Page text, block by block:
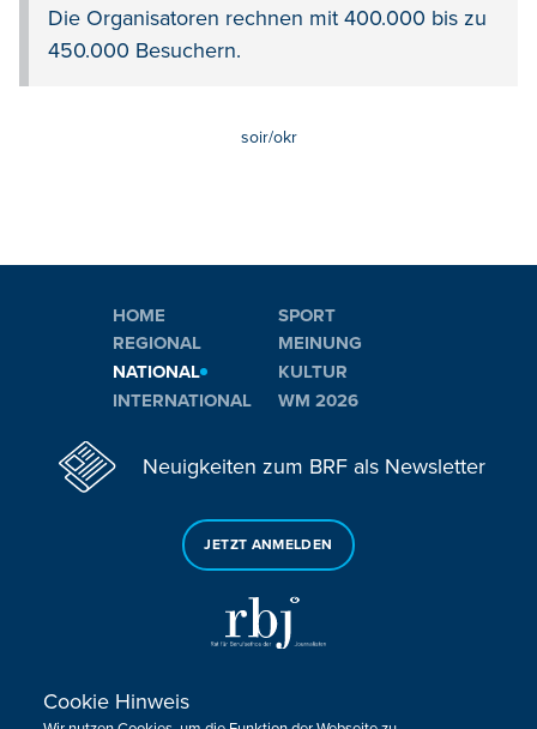
Die Organisatoren rechnen mit 400.000 bis zu
450.000 Besuchern.
soir/okr
HOME
REGIONAL
NATIONAL
INTERNATIONAL
SPORT
MEINUNG
KULTUR
WM 2026
Neuigkeiten zum BRF als Newsletter
JETZT ANMELDEN
Sie haben noch Fragen oder Anmerkungen?
Cookie Hinweis